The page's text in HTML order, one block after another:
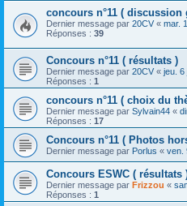
concours n°11 ( discussion
Dernier message par 20CV « mar.
Réponses : 39
Concours n°11 ( résultats )
Dernier message par 20CV « jeu. 6
Réponses : 1
concours n°11 ( choix du
Dernier message par Sylvain44 «
Réponses : 17
Concours n°11 ( Photos
Dernier message par Porlus « ven.
Concours ESWC ( résultats
Dernier message par Frizzou «
Réponses : 1